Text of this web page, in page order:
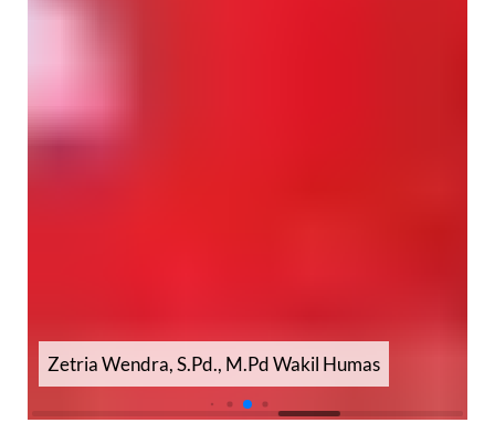
Yetti Harnita, S.Pd., M.Pd Wakil Kesiswaan